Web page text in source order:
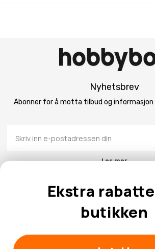
Nyhetsbrev
Abonner for å motta tilbud og informasjon
Les mer
Ekstra
butikken